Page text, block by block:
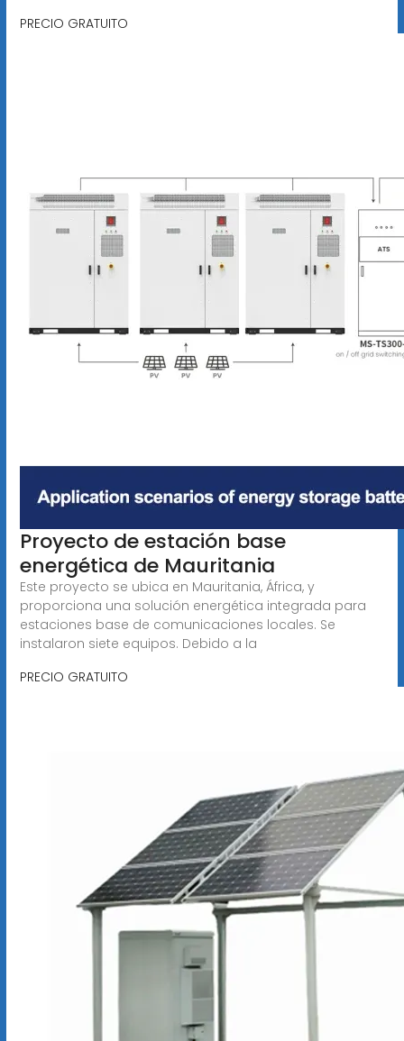
PRECIO GRATUITO
Proyecto de estación base
energética de Mauritania
Este proyecto se ubica en Mauritania, África, y
proporciona una solución energética integrada para
estaciones base de comunicaciones locales. Se
instalaron siete equipos. Debido a la
PRECIO GRATUITO